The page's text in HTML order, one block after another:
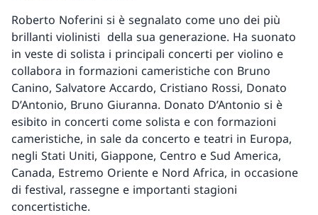
Roberto Noferini si è segnalato come uno dei più
brillanti violinisti della sua generazione. Ha suonato
in veste di solista i principali concerti per violino e
collabora in formazioni cameristiche con Bruno
Canino, Salvatore Accardo, Cristiano Rossi, Donato
D’Antonio, Bruno Giuranna. Donato D’Antonio si è
esibito in concerti come solista e con formazioni
cameristiche, in sale da concerto e teatri in Europa,
negli Stati Uniti, Giappone, Centro e Sud America,
Canada, Estremo Oriente e Nord Africa, in occasione
di festival, rassegne e importanti stagioni
concertistiche.